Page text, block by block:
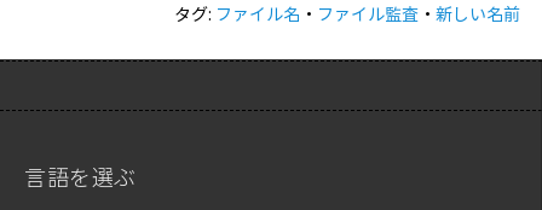
タグ: ファイル名 ・ ファイル監査 ・新しい名前
言語を選ぶ